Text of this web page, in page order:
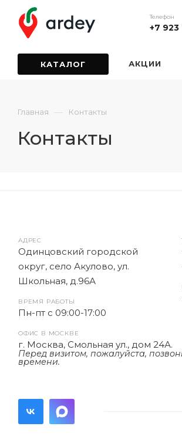
Телефон
+7 923
КАТАЛОГ АКЦИИ
Главная — Контакты
Контакты
АДРЕС
Одинцовский городской
округ, село Акулово, ул.
Школьная, д.96А
ВРЕМЯ РАБОТЫ
Пн-пт с 09:00-17:00
ОФИС В МОСКВЕ
г. Москва, Смольная ул., дом 24А.
Перед визитом, пожалуйста,
времени.